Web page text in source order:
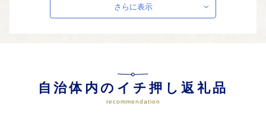
子育て支援短時間利用事業、公園
遊具維持管理事業などに活用させ
業
児童図書購入、ブックスタート事
さらに表示
自治体内のイチ押し返礼品
recommendation